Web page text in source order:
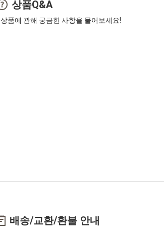
상품Q&A
상품에 관해 궁금한 사항을 물어보세요!
배송/교환/환불 안내